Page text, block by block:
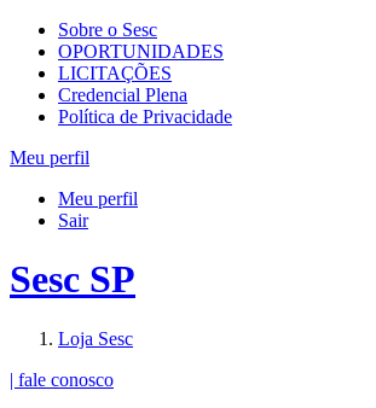
Sobre o Sesc
OPORTUNIDADES
LICITAÇÕES
Credencial Plena
Política de Privacidade
Meu perfil
Meu perfil
Sair
Sesc SP
Loja Sesc
| fale conosco